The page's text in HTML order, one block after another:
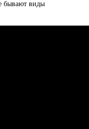
бывают виды